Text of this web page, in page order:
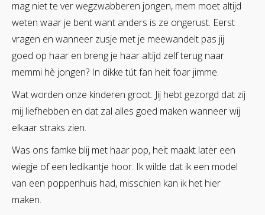
mag niet te ver wegzwabberen jongen, mem moet altijd
weten waar je bent want anders is ze ongerust. Eerst
vragen en wanneer zusje met je meewandelt pas jij
goed op haar en breng je haar altijd zelf terug naar
memmi hè jongen? In dikke tút fan heit foar jimme.
Wat worden onze kinderen groot. Jij hebt gezorgd dat zij
mij liefhebben en dat zal alles goed maken wanneer wij
elkaar straks zien.
Was ons famke blij met haar pop, heit maakt later een
wiegje of een ledikantje hoor. Ik wilde dat ik een model
van een poppenhuis had, misschien kan ik het hier
maken.